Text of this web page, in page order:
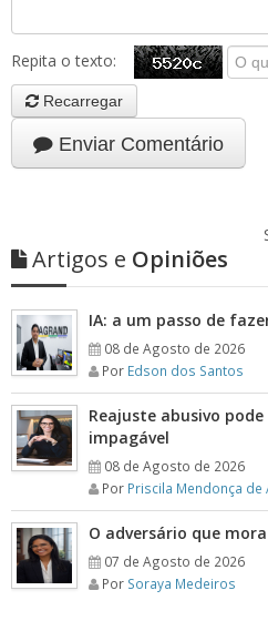
Repita o texto:
Recarregar
Enviar Comentário
Artigos e Opiniões
IA: a um passo de
08 de Agosto de 2026
Por Edson dos Santos
Reajuste abusivo
impagável
08 de Agosto de 2026
Por Priscila Mendonça
O adversário que
07 de Agosto de 2026
Por Soraya Medeiros